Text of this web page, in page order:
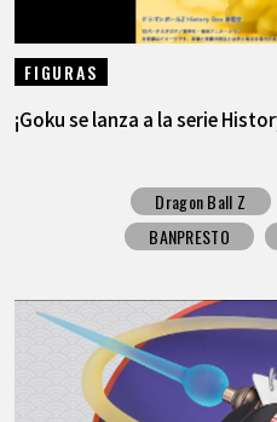
FIGURAS
¡Goku se lanza a la serie
Dragon Ball Z
BANPRESTO